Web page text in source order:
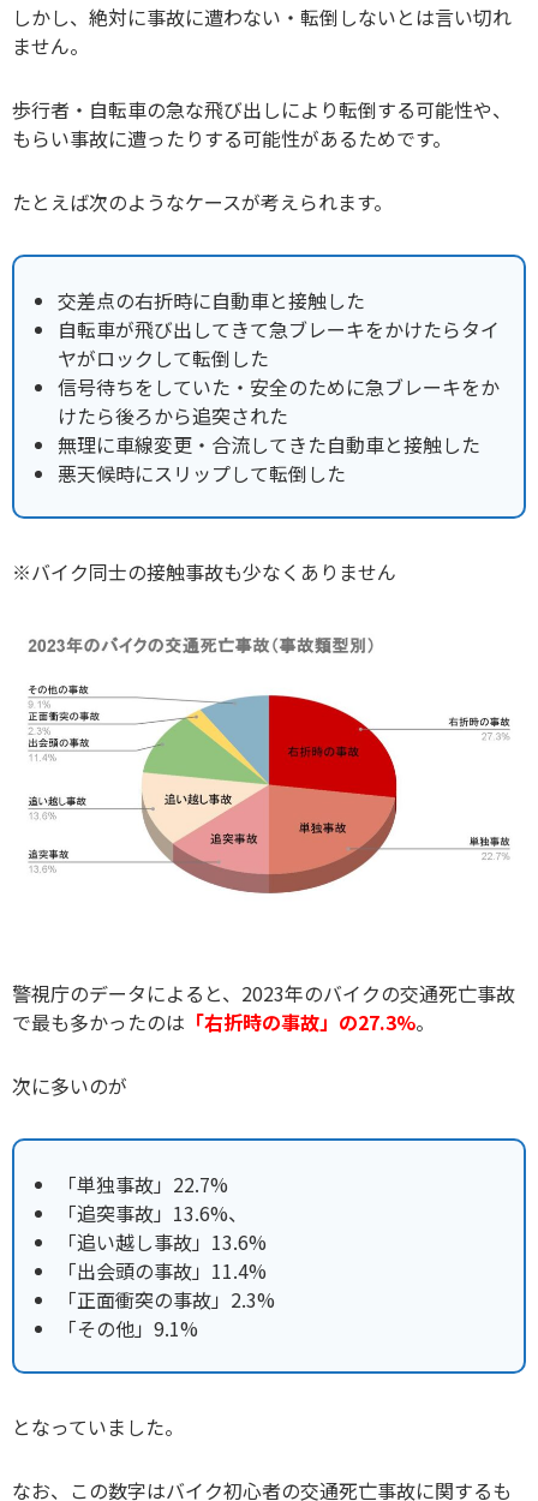
しかし、絶対に事故に遭わない・転倒しないとは言い切れ
ません。
歩行者・自転車の急な飛び出しにより転倒する可能性や、
もらい事故に遭ったりする可能性があるためです。
たとえば次のようなケースが考えられます。
交差点の右折時に自動車と接触した
自転車が飛び出してきて急ブレーキをかけたらタイ
ヤがロックして転倒した
信号待ちをしていた・安全のために急ブレーキをか
けたら後ろから追突された
無理に車線変更・合流してきた自動車と接触した
悪天候時にスリップして転倒した
※バイク同士の接触事故も少なくありません
警視庁のデータによると、2023年のバイクの交通死亡事故
で最も多かったのは 「右折時の事故」の27.3%。
次に多いのが
「単独事故」22.7%
「追突事故」13.6%、
「追い越し事故」13.6%
「出会頭の事故」11.4%
「正面衝突の事故」2.3%
「その他」9.1%
となっていました。
なお、この数字はバイク初心者の交通死亡事故に関するも